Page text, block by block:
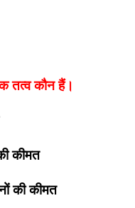
तत्व कौन हैं।
कीमत
की कीमत